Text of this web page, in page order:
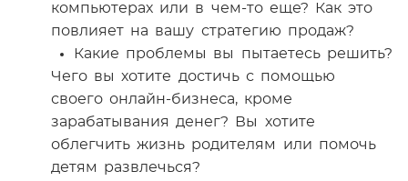
компьютерах или в чем-то еще? Как это
повлияет на вашу стратегию продаж?
Какие проблемы вы пытаетесь решить?
Чего вы хотите достичь с помощью
своего онлайн-бизнеса, кроме
зарабатывания денег? Вы хотите
облегчить жизнь родителям или помочь
детям развлечься?